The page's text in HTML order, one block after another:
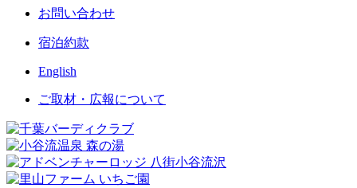
お問い合わせ
宿泊約款
English
ご取材・広報について